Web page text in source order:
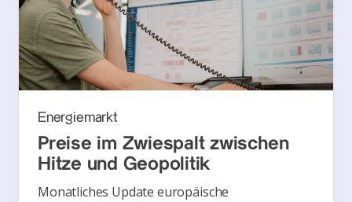
Energiemarkt
Preise im Zwiespalt zwischen
Hitze und Geopolitik
Monatliches Update europäische